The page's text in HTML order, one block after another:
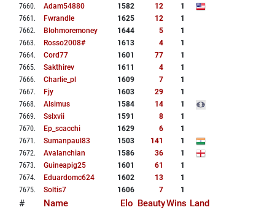
7660. Adam54880 1582 12
1
7661 . Fwrandle 1625 12
1
7662. Blohmoremoney 1644 5
1
7663. Rosso2008# 1613 4
1
7664. Cord77 1601 77
1
7665. Sakthirev 1611 4
1
7666. Charlie_pl 1609 7
1
7667. Fjy 1603 29
1
7668. Alsimus 1584 14
1
7669. Sslxvii 1591 8
1
7670. Ep_scacchi 1629 6
1
7671 . Sumanpaul83 1503 141
1
7672. Avalanchian 1586 36
1
7673. Guineapig25 1601 61
1
7674. Eduardomc624 1602 13
1
7675. Soltis7 1606 7 1
# Name Elo BeautyWins Land